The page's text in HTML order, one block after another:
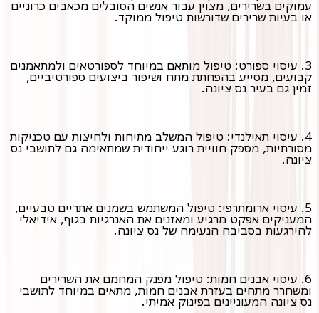
עמוקים בשרירים, מצוין עבור אנשים הסובלים מכאבים כרוניים
או בעיות שרירים שדורשות טיפול ממוקד.
3. עיסוי ספורט: טיפול מותאם במיוחד לספורטאים ולמתאמנים
קבועים, מסייע בהפחתת מתח ושיפור ביצועים ספורטיביים,
זמין גם בעיר נס ציונה.
4. עיסוי תאילנדי: טיפול המשלב מתיחות ולחיצות עם טכניקות
מסורתיות, מספק חוויית רוגע ייחודית שמתאימה גם לתושבי נס
ציונה.
5. עיסוי ארומתרפי: טיפול המשתמש בשמנים אתריים טבעיים,
המעניקים אפקט מרגיע ומאזנים את האנרגיות בגוף, אידיאלי
להירגעות בסביבה הנעימה של נס ציונה.
6. עיסוי אבנים חמות: טיפול מפנק המחמם את השרירים
ומשחרר מתחים בעזרת אבנים חמות, מתאים במיוחד לתושבי
נס ציונה המעוניינים בפינוק אמיתי.